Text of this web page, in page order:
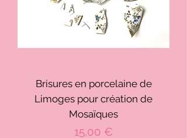
Brisures en porcelaine de
Limoges pour création de
Mosaïques
Prix
15,00 €